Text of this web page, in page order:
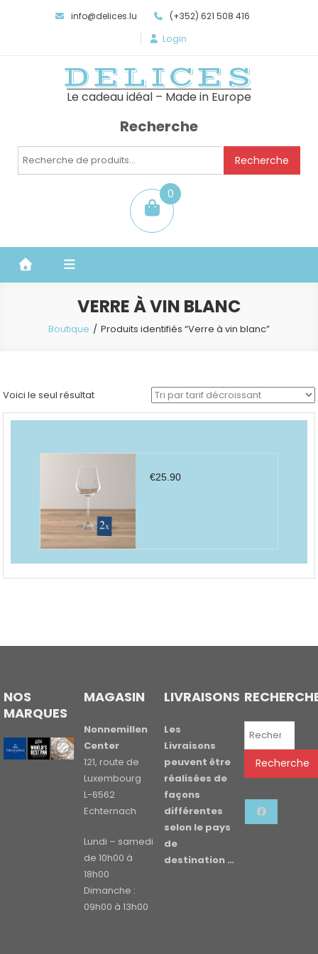
info@delices.lu (+352) 621 508 416
Login
DELICES
Le cadeau idéal – Made in Europe
Recherche
Recherche
Recherche
0
item
VERRE À VIN BLANC
Boutique Produits identifiés “Verre à vin blanc”
Voici le seul résultat
€25.90
NOS
MARQUES
MAGASIN
Nonnemillen
Center
121, route de
Luxembourg
L-6562
Echternach
Lundi – samedi
de 10h00 à
18h00
Dimanche :
09h00 à 13h00
LIVRAISONS
Les
Livraisons
peuvent être
réalisées de
façons
différentes
selon le pays
de
destination …
Recherche